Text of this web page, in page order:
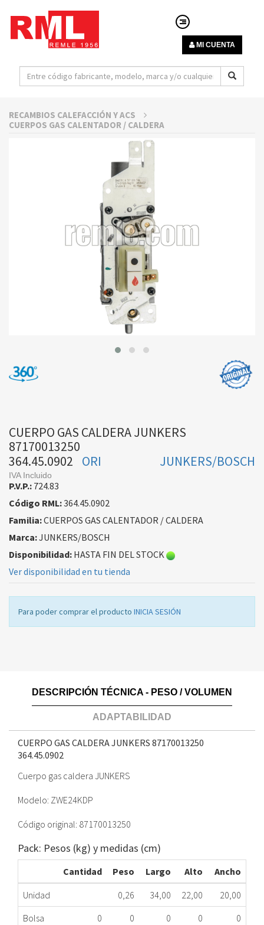
MI CUENTA
RECAMBIOS CALEFACCIÓN Y ACS
CUERPOS GAS CALENTADOR / CALDERA
CUERPO GAS CALDERA JUNKERS
87170013250
364.45.0902
JUNKERS/BOSCH
ORI
IVA Incluido
P.V.P.: 724.83
Código RML:364.45.0902
Familia:CUERPOS GAS CALENTADOR / CALDERA
Marca:JUNKERS/BOSCH
Disponibilidad: HASTA FIN DEL STOCK
Ver disponibilidad en tu tienda
Para poder comprar el producto INICIA SESIÓN
DESCRIPCIÓN TÉCNICA - PESO / VOLUMEN
ADAPTABILIDAD
CUERPO GAS CALDERA JUNKERS 87170013250
364.45.0902
Cuerpo gas caldera JUNKERS
Modelo: ZWE24KDP
Código original: 87170013250
Pack: Pesos (kg) y medidas (cm)
Cantidad Peso Largo Alto
Ancho
Unidad
0,26 34,00 22,00
20,00
Bolsa
0 0 0 0
0